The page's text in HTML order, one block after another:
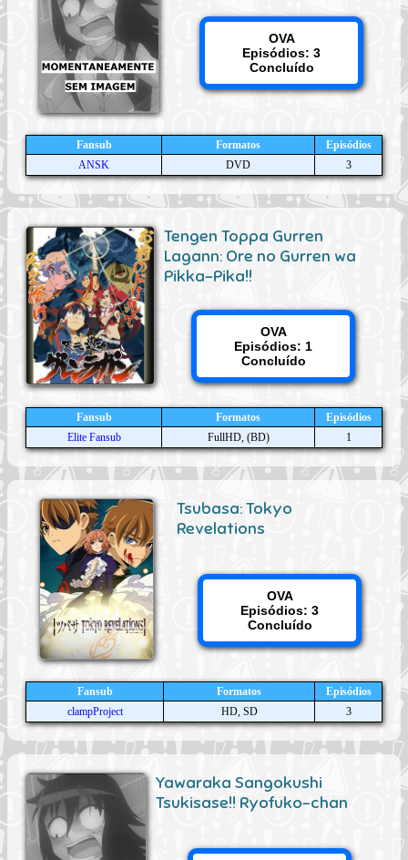
OVA
Episódios: 3
Concluído
Fansub Formatos
Episódios
ANSK
DVD 3
Tengen Toppa Gurren
Lagann: Ore no Gurren wa
Pikka-Pika!!
OVA
Episódios: 1
Concluído
Fansub Formatos
Episódios
Elite Fansub
FullHD, (BD) 1
Tsubasa: Tokyo
Revelations
OVA
Episódios: 3
Concluído
Fansub Formatos
Episódios
clampProject
HD, SD 3
Yawaraka Sangokushi
Tsukisase!! Ryofuko-chan